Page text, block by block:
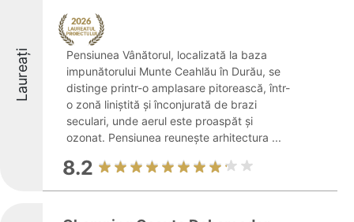
Laureați
Pensiunea Vânătorul, localizată la baza
impunătorului Munte Ceahlău în Durău, se
distinge printr-o amplasare pitorească, într-
o zonă liniștită și înconjurată de brazi
seculari, unde aerul este proaspăt și
ozonat. Pensiunea reunește arhitectura ...
8.2